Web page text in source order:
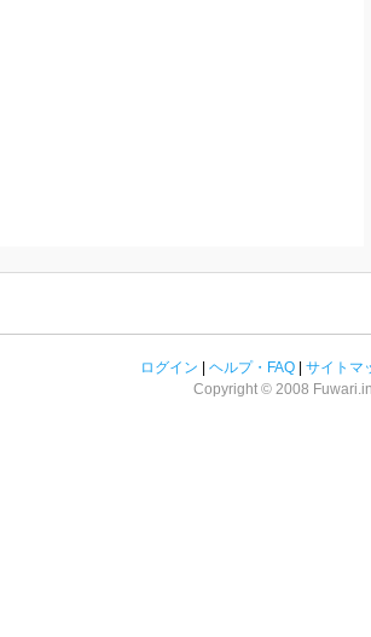
ログイン ヘルプ・FAQ| サイトマ
Copyright © 2008